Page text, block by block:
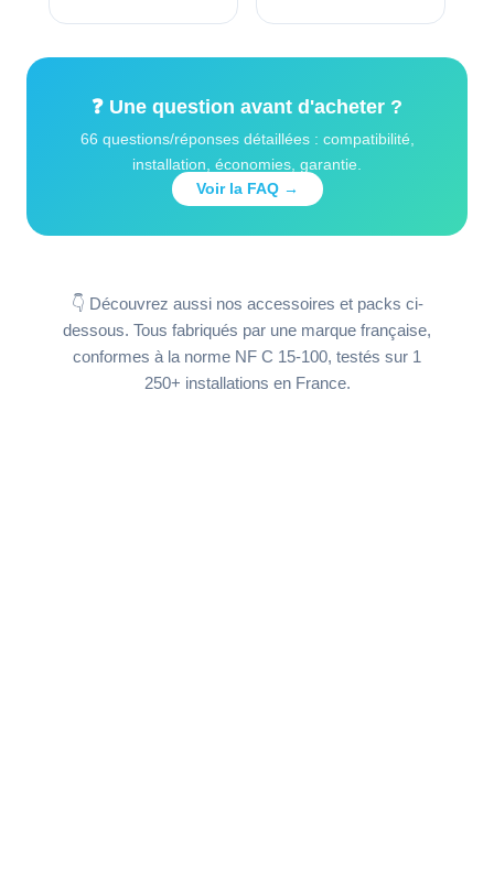
❓ Une question avant d'acheter ?
66 questions/réponses détaillées : compatibilité,
installation, économies, garantie.
Voir la FAQ →
👇 Découvrez aussi nos accessoires et packs ci-
dessous. Tous fabriqués par une marque française,
conformes à la norme NF C 15-100, testés sur 1
250+ installations en France.